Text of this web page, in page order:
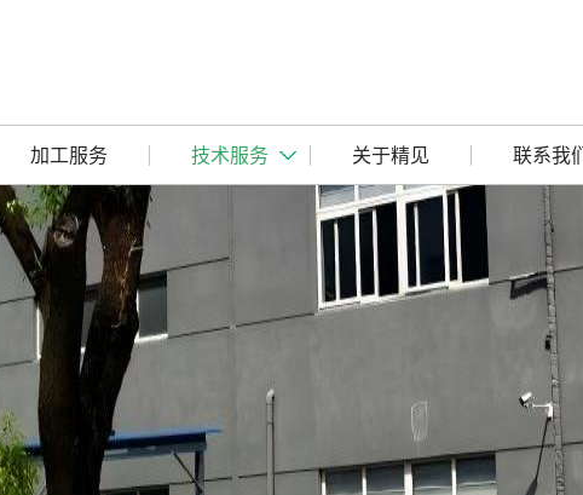
加工服务 技术服务 关于精见 联系我们